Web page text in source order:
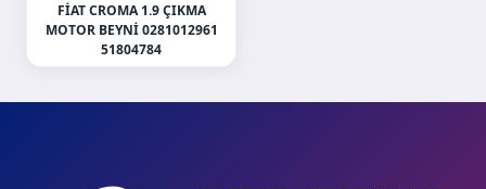
FIAT CROMA 1.9 ÇIKMA
MOTOR BEYNI 0281012961
51804784